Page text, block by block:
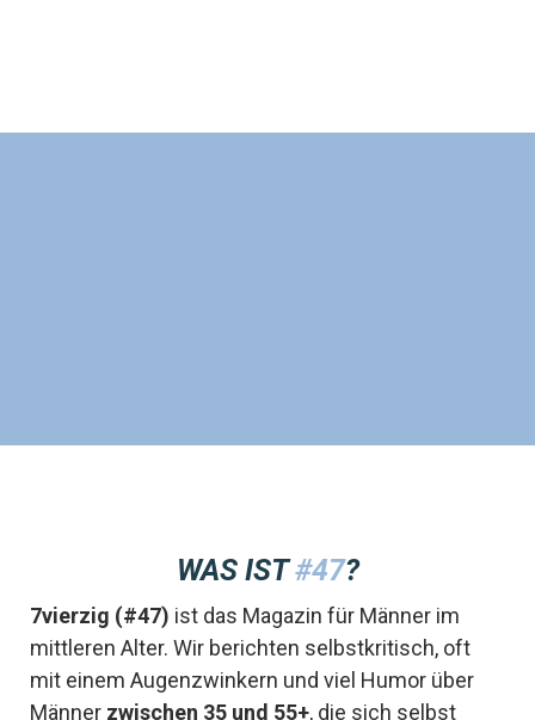
WAS IST#47?
7vierzig (#47) ist das Magazin für Männer im
mittleren Alter. Wir berichten selbstkritisch, oft
mit einem Augenzwinkern und viel Humor über
Männer zwischen 35 und 55+, die sich selbst